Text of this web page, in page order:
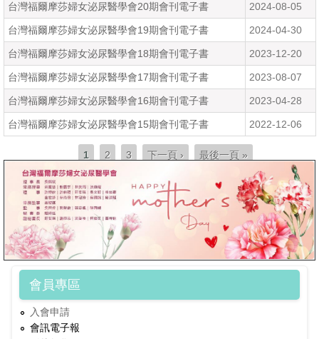
台灣福爾摩莎婦女泌尿醫學會20期會刊電子書 2024-08-05
台灣福爾摩莎婦女泌尿醫學會19期會刊電子書 2024-04-30
台灣福爾摩莎婦女泌尿醫學會18期會刊電子書 2023-12-20
台灣福爾摩莎婦女泌尿醫學會17期會刊電子書 2023-08-07
台灣福爾摩莎婦女泌尿醫學會16期會刊電子書 2023-04-28
台灣福爾摩莎婦女泌尿醫學會15期會刊電子書 2022-12-06
1 2 3 下一頁 › 最後一頁 »
會員專區
入會申請
會訊電子報